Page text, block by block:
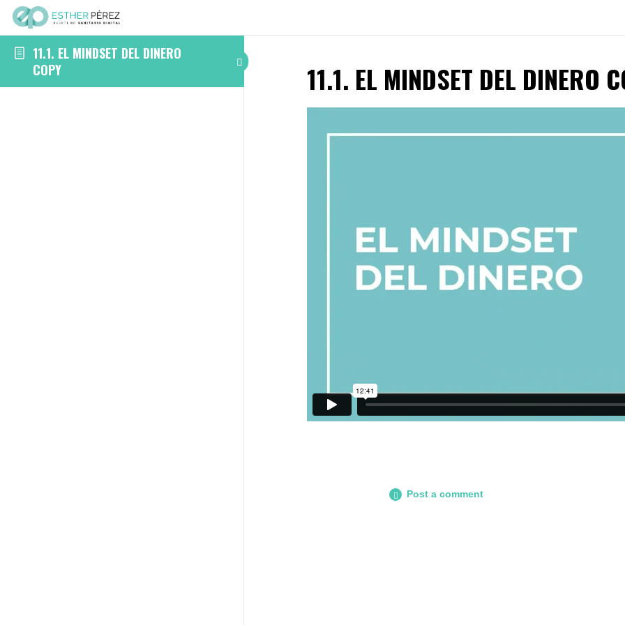
11.1. EL MINDSET DEL DINERO
COPY
11.1. EL MINDSET DEL DINERO
Post a comment